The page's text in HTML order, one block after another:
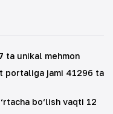
ta unikal mehmon
portaliga jami 41296 ta
bo‘lish vaqti 12